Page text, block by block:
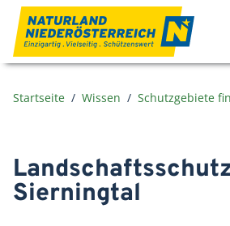
Zum Inhalt
Startseite Wissen Schutzgebiete
Sierningtal